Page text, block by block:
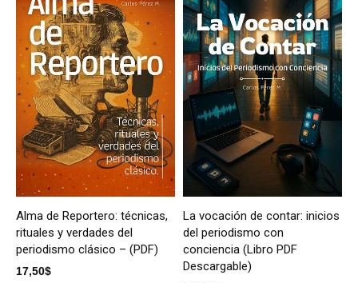
Alma de Reportero: técnicas,
rituales y verdades del
periodismo clásico – (PDF)
17,50$
La vocación de contar: inicios
del periodismo con
conciencia (Libro PDF
Descargable)